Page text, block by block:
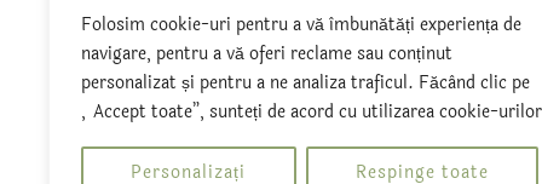
Folosim cookie-uri pentru a vă îmbunătăți experiența de
navigare, pentru a vă oferi reclame sau conținut
personalizat și pentru a ne analiza traficul. Făcând clic pe
„Accept toate”, sunteți de acord cu utilizarea cookie-
Personalizați Respinge toate